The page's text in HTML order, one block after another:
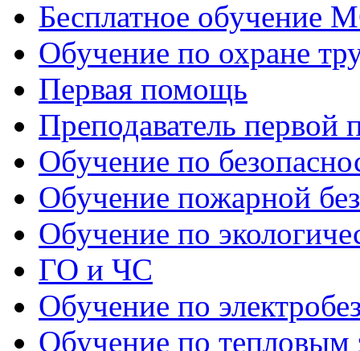
Бесплатное обучение
Обучение по охране
Первая помощь
Преподаватель
Обучение по
Обучение пожарной
Обучение по
ГО и ЧС
Обучение по
Обучение по тепловым